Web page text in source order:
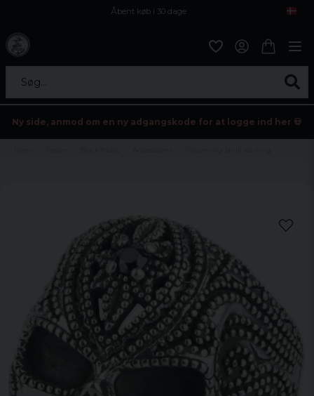
Åbent køb i 30 dage
Søg...
Ny side, anmod om en ny adgangskode for at logge ind her 💀